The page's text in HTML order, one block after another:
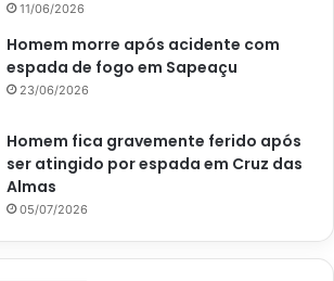
11/06/2026
Homem morre após acidente com
espada de fogo em Sapeaçu
23/06/2026
Homem fica gravemente ferido após
ser atingido por espada em Cruz das
Almas
05/07/2026